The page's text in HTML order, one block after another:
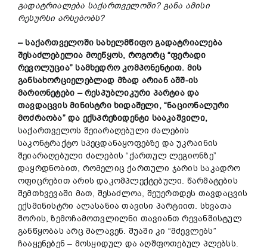
გადატრიალება საქართველოში? განა ამისი
რესურსი არსებობს?
– საქართველოში სახელმწიფო გადატრიალება
შესაძლებელია მოეწყოს, როგორც “ფერადი
რევოლუცია” სამხედრო კომპონენტით. მის
განსახორციელებლად მზად არიან აშშ-ის
მარიონეტები – რესპუბლიკური პარტია და
თავდაცვის მინისტრი ხიდაშელი, “ნაციონალური
მოძრაობა” და ექსპრეზიდენტი სააკაშვილი,
საქართველოს შეიარაღებული ძალების
საკონტრაქტო სპეცდანაყოფებზე და უკრაინის
შეიარაღებული ძალების “ქართულ ლეგიონზე”
დაყრდნობით, რომელიც ქართული ჯარის საკადრო
ოფიცრებით არის დაკომპლექტებული. წარმატების
შემთხვევაში მათ, შესაძლოა, შეუერთდეს თავდაცვის
ექსმინისტრი ალასანია თავისი პარტიით. სხვათა
შორის, ზემოჩამოთვლილნი თავიანთ რევანშისტულ
განწყობას არც მალავენ. შუაში კი “მძევლებს”
ჩააყენებენ – მოსყიდულ და აღშფოთებულ პლებსს.